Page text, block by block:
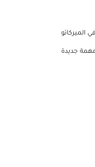
الميركاتو
جديدة